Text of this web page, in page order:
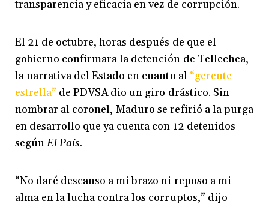
transparencia y eficacia en vez de corrupción.
El 21 de octubre, horas después de que el
gobierno confirmara la detención de Tellechea,
la narrativa del Estado en cuanto al “gerente
estrella” de PDVSA dio un giro drástico. Sin
nombrar al coronel, Maduro se refirió a la purga
en desarrollo que ya cuenta con 12 detenidos
segúnEl País.
“No daré descanso a mi brazo ni reposo a mi
alma en la lucha contra los corruptos,” dijo